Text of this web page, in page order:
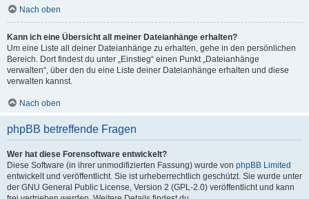
Nach oben
Kann ich eine Übersicht all meiner Dateianhänge erhalten?
Um eine Liste all deiner Dateianhänge zu erhalten, gehe in den persönlichen
Bereich. Dort findest du unter „Einstieg“ einen Punkt „Dateianhänge
verwalten“, über den du eine Liste deiner Dateianhänge erhalten und diese
verwalten kannst.
Nach oben
phpBB betreffende Fragen
Wer hat diese Forensoftware entwickelt?
Diese Software (in ihrer unmodifizierten Fassung) wurde von phpBB Limited
entwickelt und veröffentlicht. Sie ist urheberrechtlich geschützt. Sie wurde unter
der GNU General Public License, Version 2 (GPL-2.0) veröffentlicht und kann